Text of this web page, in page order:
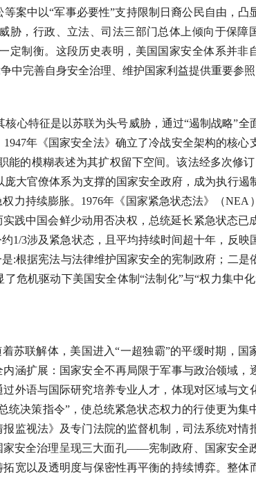
案中以“军事必要性”支持限制日裔公民自由，凸
胁，行政、立法、司法三部门总体上倾向于保障
定制衡。这段历史表明，美国国家安全体系并非
中完善自身安全治理、维护国家利益提供重要参
心特征是以苏联为头号威胁，通过“遏制战略”全
年《国家安全法》确立了冷战安全架构的核心
能的模糊表述为其扩权留下空间。该法经多次修
大官僚体系为支撑的国家安全政府，成为执行遏
力持续膨胀。1976年《国家紧急状态法》（NEA
践中国会鲜少动用否决权，总统延长紧急状态已
1/3涉及紧急状态，且平均持续时间超十年，反映
:根据宪法与法律维护国家安全的宪制政府；二是
危机驱动下美国安全体制“法制化”与“权力集中
苏联解体，美国进入“一超独霸”的平缓时期，国
涵扩展：国家安全不再局限于军事与政治领域，
外语与国际研究培养专业人才，体现对区域与文
统决策指令”，使总统紧急状态权力的行使更为集
监视法》及专门法院的监督机制，司法系统对情
家安全治理呈现三大面孔——宪制政府、国家安全
宽以及透明度与保密性再平衡的持续博弈。整体